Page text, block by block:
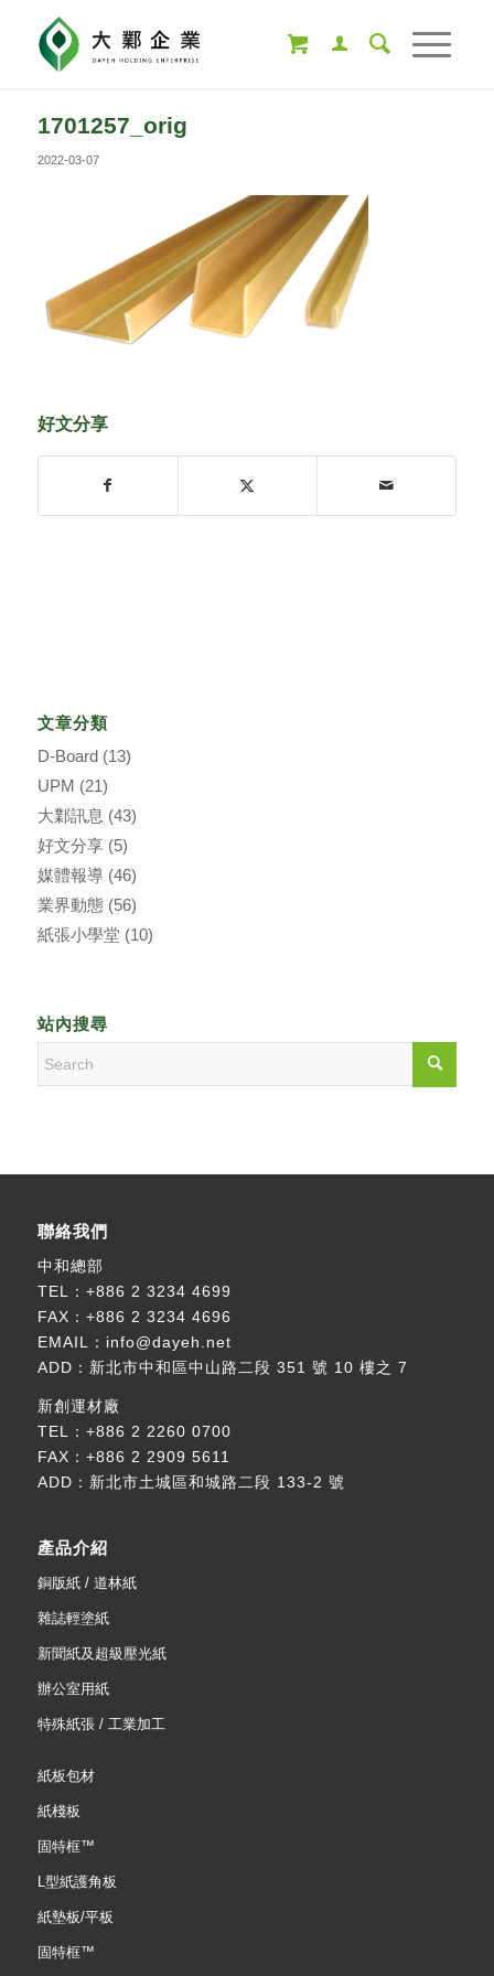
1701257_orig
2022-03-07
好文分享
文章分類
D-Board(13)
UPM (21)
大鄴訊息 (43)
好文分享(5)
媒體報導(46)
業界動態(56)
紙張小學堂 (10)
站內搜尋
聯絡我們
中和總部
TEL： +886 2 3234 4699
FAX：+886 2 3234 4696
EMAIL： info@dayeh.net
ADD： 新北市中和區中山路二段 351 號 10 樓之 7
新創運材廠
TEL： +886 2 2260 0700
FAX：+886 2 2909 5611
ADD： 新北市土城區和城路二段 133-2 號
產品介紹
銅版紙 / 道林紙
雜誌輕塗紙
新聞紙及超級壓光紙
辦公室用紙
特殊紙張 / 工業加工
紙板包材
紙棧板
固特框™
L型紙護角板
紙墊板/平板
固特框™